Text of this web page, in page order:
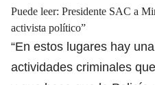
Puede leer: Presidente SAC a
activista político”
“En estos lugares hay
actividades criminales